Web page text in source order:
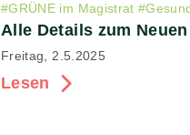
#GRÜNE im Magistrat #
Alle Details zum
Freitag, 2.5.2025
Lesen